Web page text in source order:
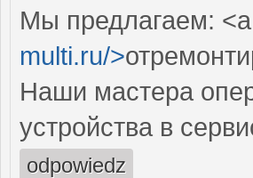
Мы предлагаем:
multi.ru/>
Наши мастера
устройства в
odpowiedz